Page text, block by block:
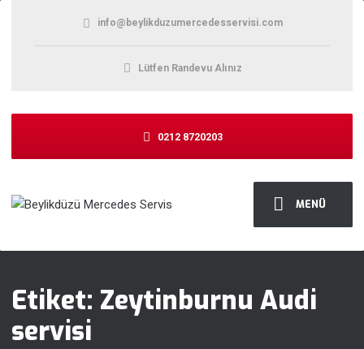
MENÜ
info@beylikduzumercedesservisi.com
Lütfen Randevu Alınız
0212 8720203
Etiket: Zeytinburnu Audi
servisi